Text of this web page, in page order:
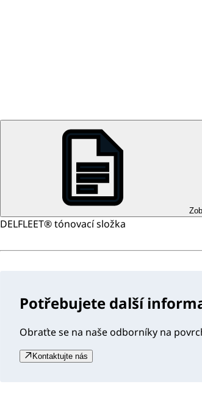
DELFLEET® tónovací složka
Potřebujete další
Obraťte se na naše odborníky na
Kontaktujte nás